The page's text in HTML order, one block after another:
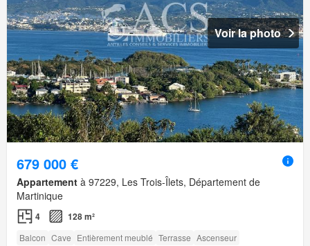
Voir la photo
679 000 €
Appartement à 97229, Les Trois-Îlets, Département de
Martinique
4 128 m²
Balcon Cave Entièrement meublé Terrasse Ascenseur